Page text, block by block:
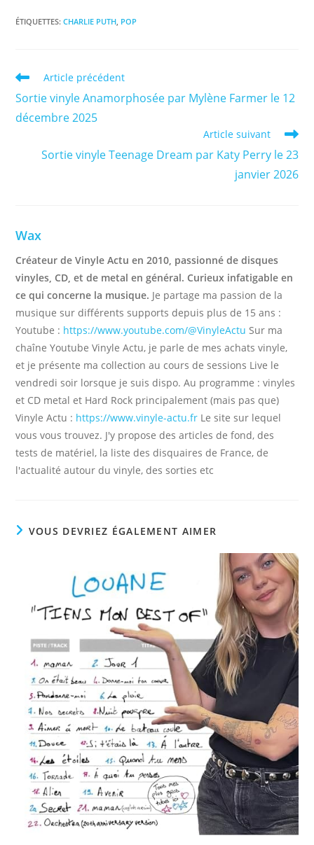
ÉTIQUETTES:CHARLIE PUTH POP
Read
articles
Article précédent
Sortie vinyle Anamorphosée par Mylène Farmer le 12
décembre 2025
Article suivant
Sortie vinyle Teenage Dream par Katy Perry le 23
janvier 2026
Wax
Créateur de Vinyle Actu en 2010, passionné de disques
vinyles, CD, et de metal en général. Curieux infatigable en
ce qui concerne la musique. Je partage ma passion de la
musique sur différents supports depuis plus de 15 ans :
Youtube : https://www.youtube.com/@VinyleActu Sur ma
chaîne Youtube Vinyle Actu, je parle de mes achats vinyle,
et je présente ma collection au cours de sessions Live le
vendredi soir lorsque je suis dispo. Au programme : vinyles
et CD metal et Hard Rock principalement (mais pas que)
Vinyle Actu : https://www.vinyle-actu.fr Le site sur lequel
vous vous trouvez. J'y propose des articles de fond, des
tests de matériel, la liste des disquaires de France, de
l'actualité autour du vinyle, des sorties etc
VOUS DEVRIEZ ÉGALEMENT AIMER